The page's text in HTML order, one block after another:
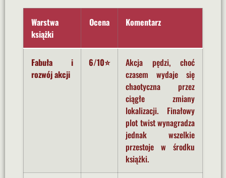
Warstwa
książki
Ocena Komentarz
Fabuła i
rozwój akcji
6/10⭐
Akcja pędzi, choć
czasem wydaje się
chaotyczna przez
ciągłe zmiany
lokalizacji. Finałowy
plot twist wynagradza
jednak wszelkie
przestoje w środku
książki.